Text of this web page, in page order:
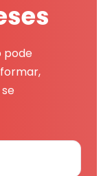
pode